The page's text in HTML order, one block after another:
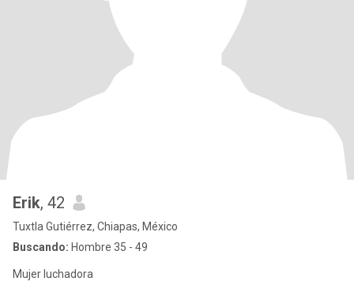
Erik, 42
Tuxtla Gutiérrez, Chiapas, México
Buscando: Hombre 35 - 49
Mujer luchadora